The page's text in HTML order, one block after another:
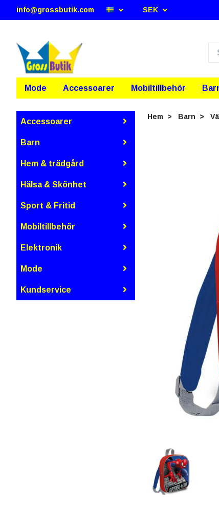
info@grossbutik.com SEK
Mode Accessoarer Mobiltillbehör
Accessoarer
Barn
Hem & trädgård
Hälsa & Skönhet
Sport & Fritid
Mobiltillbehör
Elektronik
Mode
Kundservice
Hem Barn